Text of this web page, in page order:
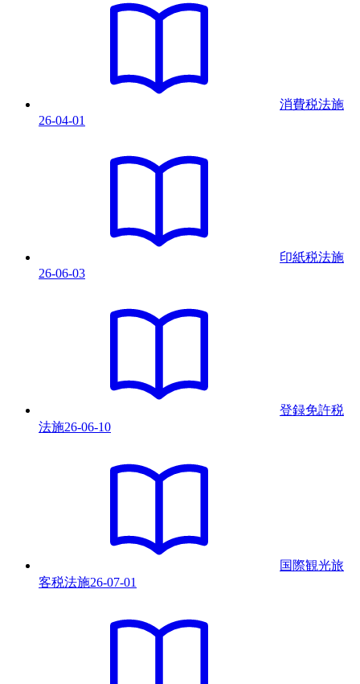
消費税法施
26-04-01
印紙税法施
26-06-03
登録免許税
法施26-06-10
国際観光旅
客税法施26-07-01